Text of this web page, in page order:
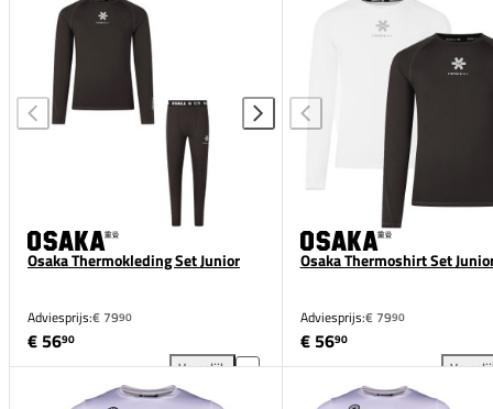
Osaka Thermokleding Set Junior
Adviesprijs:€ 7990
€ 5690
Vergelijk
Osaka Thermokleding Set Junior toevoegen aan
Osaka Thermoshirt Set
Adviesprijs:€ 7990
€ 5690